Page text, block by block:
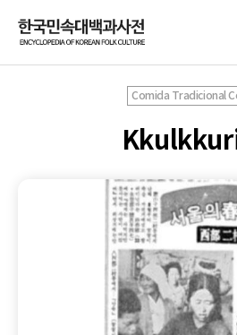
Comida Tradicional